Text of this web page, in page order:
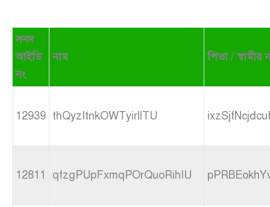
সনদ
আইডি
নং
নাম পিতা / স্বামীর
12939 thQyzItnkOWTyirllTU
12811 qfzgPUpFxmqPOrQuoRihIU